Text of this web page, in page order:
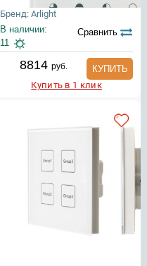
Бренд: Arlight
В наличии:
11
Сравнить
8814 руб.
КУПИТЬ
Купить в 1 клик